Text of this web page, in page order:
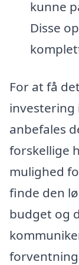
kunne
Disse
For at få
investering
anbefales
forskellige
mulighed
finde den
budget og